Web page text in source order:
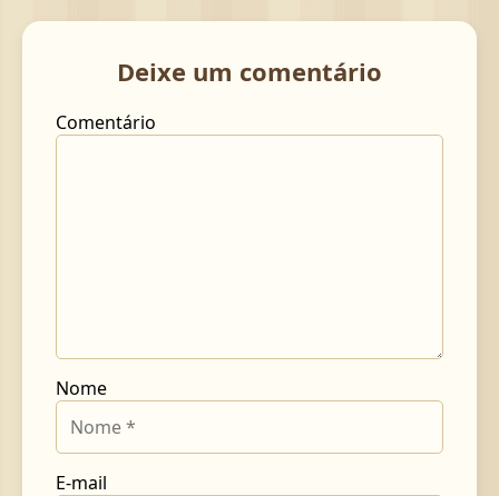
Deixe um comentário
Comentário
Nome
E-mail